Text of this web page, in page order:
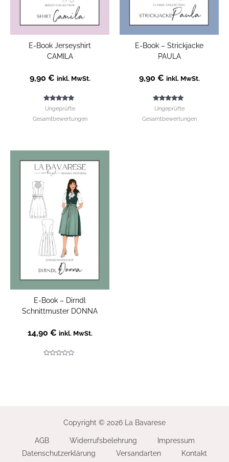
E-Book Jerseyshirt
CAMILA
9,90 € inkl. MwSt.
Bewertet mit
5.00
von 5
Ungeprüfte
Gesamtbewertungen
E-Book – Strickjacke
PAULA
9,90 € inkl. MwSt.
Bewertet mit
5.00
von 5
Ungeprüfte
Gesamtbewertungen
E-Book – Dirndl
Schnittmuster DONNA
14,90 € inkl. MwSt.
Copyright © 2026 La Bavarese
AGB Widerrufsbelehrung
Impressum
Datenschutzerklärung
Versandarten Kontakt